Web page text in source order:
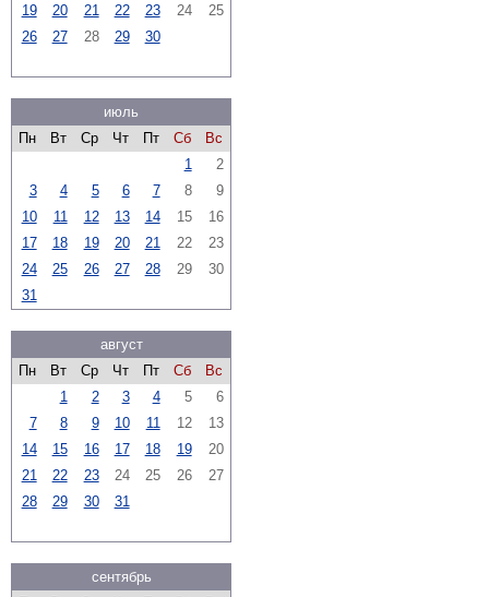
19
20 21 22 23 24
25
26
27 28 29 30
июль
Пн
Вт Ср Чт Пт Сб
Вс
1
2
3
4 5 6 7 8
9
10
11 12 13 14 15
16
17
18 19 20 21 22
23
24
25 26 27 28 29
30
31
август
Пн
Вт Ср Чт Пт Сб
Вс
1
2 3 4 5
6
7
8 9 10 11 12
13
14
15 16 17 18 19
20
21
22 23 24 25 26
27
28
29 30 31
сентябрь